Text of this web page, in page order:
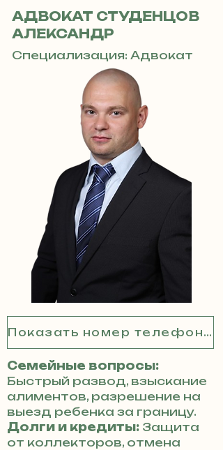
АДВОКАТ СТУДЕНЦОВ
АЛЕКСАНДР
Специализация: Адвокат
Показать номер телефона
Семейные вопросы:
Быстрый развод, взыскание
алиментов, разрешение на
выезд ребенка за границу.
Долги и кредиты: Защита
от коллекторов, отмена